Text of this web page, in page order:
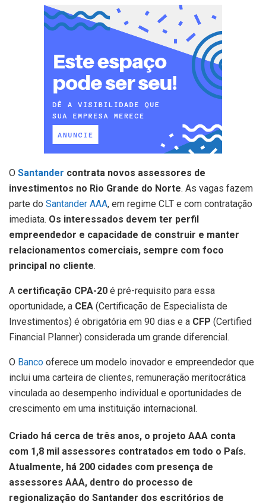
O Santander contrata novos assessores de
investimentos no Rio Grande do Norte. As vagas fazem
parte do Santander AAA, em regime CLT e com contratação
imediata. Os interessados devem ter perfil
empreendedor e capacidade de construir e manter
relacionamentos comerciais, sempre com foco
principal no cliente.
A certificação CPA-20 é pré-requisito para essa
oportunidade, a CEA (Certificação de Especialista de
Investimentos) é obrigatória em 90 dias e a CFP (Certified
Financial Planner) considerada um grande diferencial.
O Banco oferece um modelo inovador e empreendedor que
inclui uma carteira de clientes, remuneração meritocrática
vinculada ao desempenho individual e oportunidades de
crescimento em uma instituição internacional.
Criado há cerca de três anos, o projeto AAA conta
com 1,8 mil assessores contratados em todo o País.
Atualmente, há 200 cidades com presença de
assessores AAA, dentro do processo de
regionalização do Santander dos escritórios de